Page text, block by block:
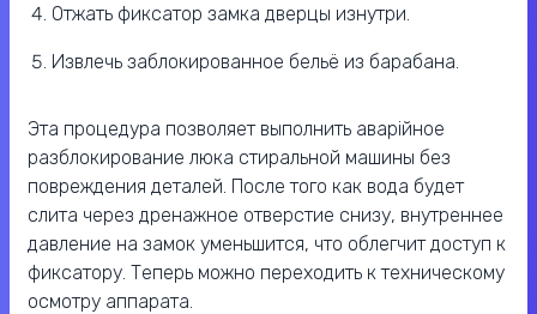
Отжать фиксатор замка дверцы изнутри.
Извлечь заблокированное бельё из барабана.
Эта процедура позволяет выполнить аварійное
разблокирование люка стиральной машины без
повреждения деталей. После того как вода будет
слита через дренажное отверстие снизу, внутреннее
давление на замок уменьшится, что облегчит доступ к
фиксатору. Теперь можно переходить к техническому
осмотру аппарата.